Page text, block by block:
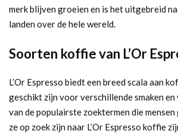
merk blijven groeien en is het uitgebreid
landen over de hele wereld.
Soorten koffie van L’Or
L’Or Espresso biedt een breed scala aan
geschikt zijn voor verschillende smaken
van de populairste zoektermen die
ze op zoek zijn naar L’Or Espresso koffie